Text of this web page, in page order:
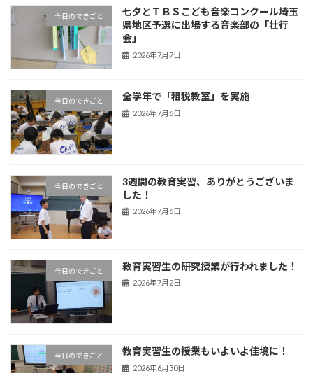
今日のできごと
七夕とＴＢＳこども音楽コンクール埼玉
県地区予選に出場する音楽部の「壮行
会」
2026年7月7日
今日のできごと 全学年で「租税教室」を実施
2026年7月6日
今日のできごと
3週間の教育実習、ありがとうございま
した！
2026年7月6日
今日のできごと 教育実習生の研究授業が行われました！
2026年7月2日
今日のできごと 教育実習生の授業もいよいよ佳境に！
2026年6月30日